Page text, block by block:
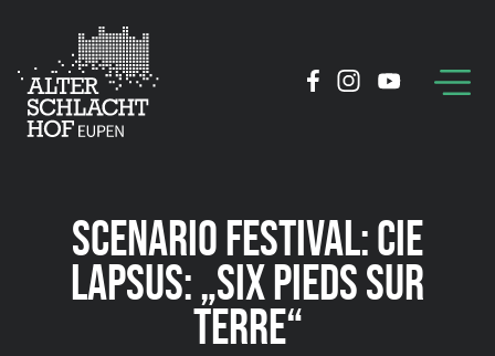
SCENARIO FESTIVAL: CIE
LAPSUS: „SIX PIEDS SUR
TERRE“